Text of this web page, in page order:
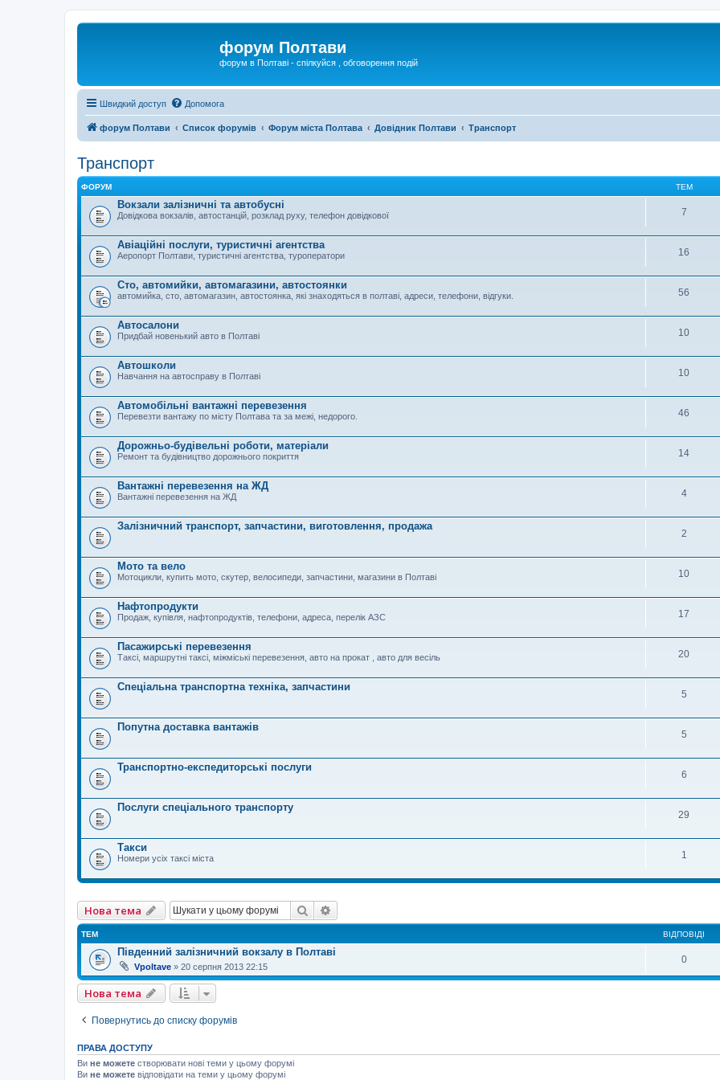
форум Полтави
форум в Полтаві - спілкуйся , обговорення подій
Швидкий доступ Допомога
форум Полтави Список форумів Форум міста Полтава Довідник Полтави Транспорт
Транспорт
ФОРУМ ТЕМ
Вокзали залізничні та автобусні
Довідкова вокзалів, автостанцій, розклад руху, телефон довідкової 7
Авіаційні послуги, туристичні агентства
Аеропорт Полтави, туристичні агентства, туроператори 16
Сто, автомийки, автомагазини, автостоянки
автомийка, сто, автомагазин, автостоянка, які знаходяться в полтаві, адреси, телефони, відгуки. 56
Автосалони
Придбай новенький авто в Полтаві 10
Автошколи
Навчання на автосправу в Полтаві 10
Автомобільні вантажні перевезення
Перевезти вантажу по місту Полтава та за межі, недорого. 46
Дорожньо-будівельні роботи, матеріали
Ремонт та будівництво дорожнього покриття 14
Вантажні перевезення на ЖД
Вантажні перевезення на ЖД 4
Залізничний транспорт, запчастини, виготовлення, продажа
2
Мото та вело
Мотоцикли, купить мото, скутер, велосипеди, запчастини, магазини в Полтаві 10
Нафтопродукти
Продаж, купівля, нафтопродуктів, телефони, адреса, перелік АЗС 17
Пасажирські перевезення
Таксі, маршрутні таксі, міжміські перевезення, авто на прокат , авто для весіль 20
Спеціальна транспортна техніка, запчастини
5
Попутна доставка вантажів
5
Транспортно-експедиторські послуги
6
Послуги спеціального транспорту
29
Такси
Номери усіх таксі міста 1
Нова тема Пошук
ТЕМ ВІДПОВІДІ
Південний залізничний вокзалу в Полтаві
Vpoltave » 20 серпня 2013 22:15
0
Нова тема
Повернутись до списку форумів
ПРАВА ДОСТУПУ
Ви не можете створювати нові теми у цьому форумі
Ви не можете відповідати на теми у цьому форумі